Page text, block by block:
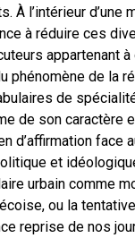
À l’intérieur d’une
à réduire ces
appartenant
phénomène de la
de
de son caractère
d’affirmation face
et
urbain comme
ou la
reprise de nos